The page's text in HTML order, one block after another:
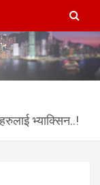
भ्याक्सिन..!